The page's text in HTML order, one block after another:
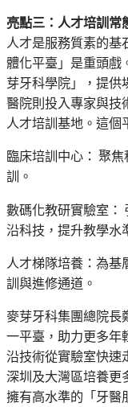
亮點三：人才培訓常
人才是服務質素的基
體化平臺」 是重頭戲
芽牙科學院」
，提
醫院則投入專家與技
人才培訓基地。這個
臨床培訓中心： 聚
訓。
數碼化教研實驗室：
沿科技，提升教學水
人才梯隊培養：為基
訓與進修通道。
麥芽牙科集團總院長
一平臺，助力更多年
沿技術從實驗室快速
深圳及大灣區培養更
擁有高水準的 「牙醫